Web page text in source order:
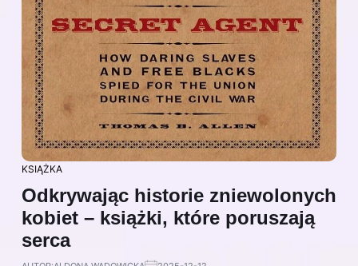
KSIĄŻKA
Odkrywając historie zniewolonych
kobiet – książki, które poruszają
serca